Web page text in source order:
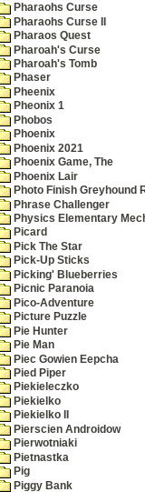
Pharaohs Curse
Pharaohs Curse II
Pharaos Quest
Pharoah's Curse
Pharoah's Tomb
Phaser
Pheenix
Pheonix 1
Phobos
Phoenix
Phoenix 2021
Phoenix Game, The
Phoenix Lair
Photo Finish Greyhound
Phrase Challenger
Physics Elementary
Picard
Pick The Star
Pick-Up Sticks
Picking' Blueberries
Picnic Paranoia
Pico-Adventure
Picture Puzzle
Pie Hunter
Pie Man
Piec Gowien Eepcha
Pied Piper
Piekieleczko
Piekielko
Piekielko II
Pierscien Androidow
Pierwotniaki
Pietnastka
Pig
Piggy Bank